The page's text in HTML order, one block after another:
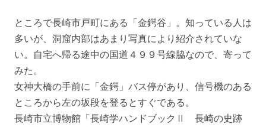
ところで長崎市戸町にある「金鍔谷」。知っている人は
多いが、洞窟内部はあまり写真により紹介されていな
い。自宅へ帰る途中の国道４９９号線脇なので、寄って
みた。
女神大橋の手前に「金鍔」バス停があり、信号機のある
ところから左の坂段を登るとすぐである。
長崎市立博物館「長崎学ハンドブックⅡ 長崎の史跡